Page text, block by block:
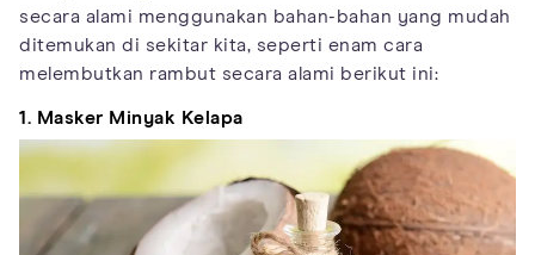
secara alami menggunakan bahan-bahan yang mudah
ditemukan di sekitar kita, seperti enam cara
melembutkan rambut secara alami berikut ini:
1. Masker Minyak Kelapa